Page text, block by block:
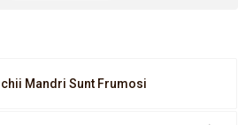
Mandri Sunt Frumosi